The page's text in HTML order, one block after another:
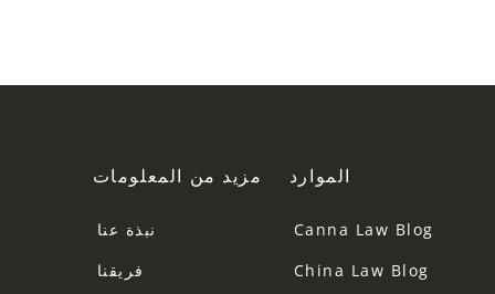
الموارد
Canna Law Blog
China Law Blog
مزيد من المعلومات
نبذة عنا
فريقنا